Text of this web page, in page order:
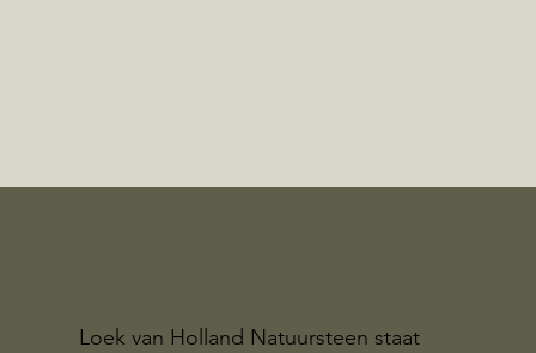
Loek van Holland Natuursteen staat